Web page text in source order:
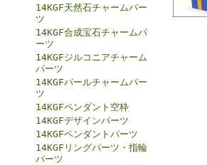
14KGF天然石チャームパー
ツ
14KGF合成宝石チャームパ
ーツ
14KGFジルコニアチャーム
パーツ
14KGFパールチャームパー
ツ
14KGFペンダント空枠
14KGFデザインパーツ
14KGFペンダントパーツ
14KGFリングパーツ・指輪
パーツ